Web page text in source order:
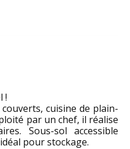
!
cuisine de plain-
par un chef, il réalise
Sous-sol accessible
pour stockage.